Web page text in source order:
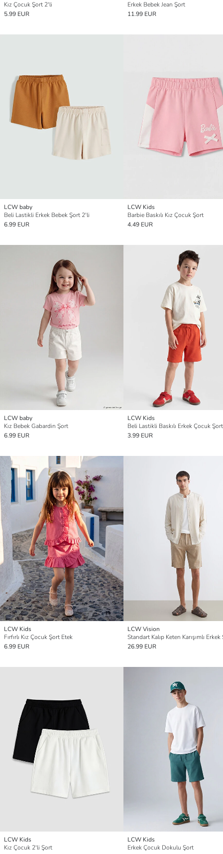
Kız Çocuk Şort 2'li
5.99 EUR
Erkek Bebek Jean Şort
11.99 EUR
LCW baby
Beli Lastikli Erkek Bebek Şort 2'li
6.99 EUR
LCW Kids
Barbie Baskılı Kız Çocuk Şort
4.49 EUR
LCW baby
Kız Bebek Gabardin Şort
6.99 EUR
LCW Kids
Beli Lastikli Baskılı Erkek Çocuk Şort
3.99 EUR
LCW Kids
Fırfırlı Kız Çocuk Şort Etek
6.99 EUR
LCW Vision
Standart Kalıp Keten Karışımlı Erkek
26.99 EUR
LCW Kids
Kız Çocuk 2'li Şort
LCW Kids
Erkek Çocuk Dokulu Şort